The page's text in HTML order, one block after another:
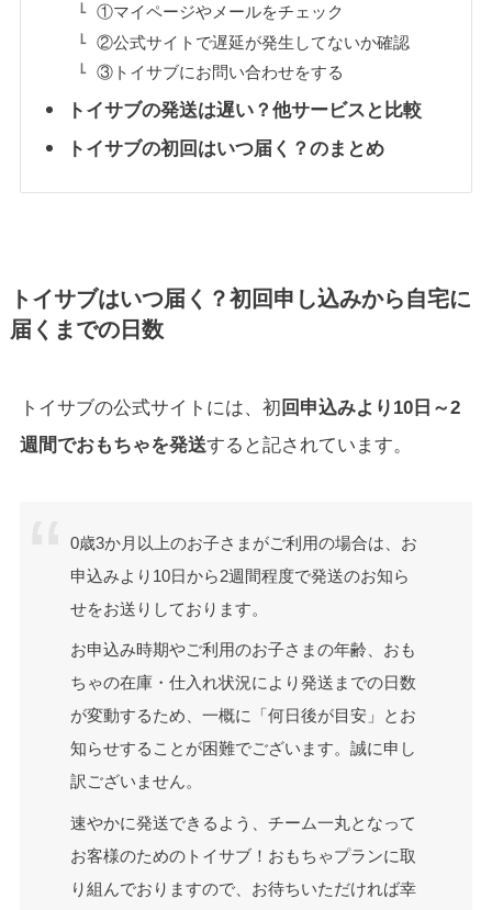
①マイページやメールをチェック
②公式サイトで遅延が発生してないか確認
③トイサブにお問い合わせをする
トイサブの発送は遅い？他サービスと比較
トイサブの初回はいつ届く？のまとめ
トイサブはいつ届く？初回申し込みから自宅に
届くまでの日数
トイサブの公式サイトには、初 回申込みより10日～2
週間でおもちゃを発送すると記されています。
0歳3か月以上のお子さまがご利用の場合は、お
申込みより10日から2週間程度で発送のお知ら
せをお送りしております。
お申込み時期やご利用のお子さまの年齢、おも
ちゃの在庫・仕入れ状況により発送までの日数
が変動するため、一概に「何日後が目安」とお
知らせすることが困難でございます。誠に申し
訳ございません。
速やかに発送できるよう、チーム一丸となって
お客様のためのトイサブ！おもちゃプランに取
り組んでおりますので、お待ちいただければ幸